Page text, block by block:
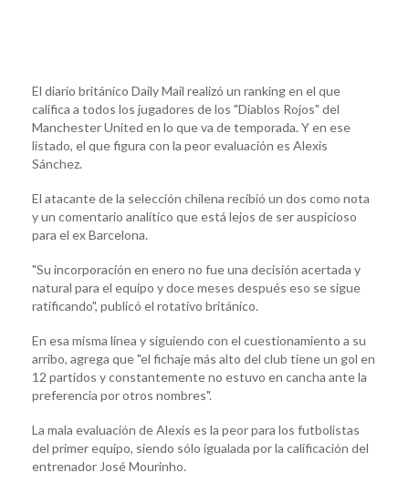
El diario británico Daily Mail realizó un ranking en el que
califica a todos los jugadores de los "Diablos Rojos" del
Manchester United en lo que va de temporada. Y en ese
listado, el que figura con la peor evaluación es Alexis
Sánchez.
El atacante de la selección chilena recibió un dos como nota
y un comentario analítico que está lejos de ser auspicioso
para el ex Barcelona.
"Su incorporación en enero no fue una decisión acertada y
natural para el equipo y doce meses después eso se sigue
ratificando", publicó el rotativo británico.
En esa misma línea y siguiendo con el cuestionamiento a su
arribo, agrega que "el fichaje más alto del club tiene un gol en
12 partidos y constantemente no estuvo en cancha ante la
preferencia por otros nombres".
La mala evaluación de Alexis es la peor para los futbolistas
del primer equipo, siendo sólo igualada por la calificación del
entrenador José Mourinho.